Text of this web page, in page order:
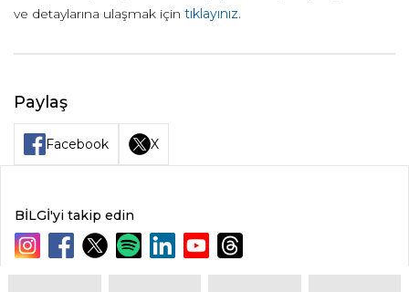
ve detaylarına ulaşmak için tıklayınız.
Paylaş
Facebook X
BİLGİ'yi takip edin